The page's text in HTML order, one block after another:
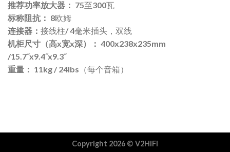
推荐功率放大器： 75至300瓦
标称阻抗： 8欧姆
连接器： 接线柱/ 4毫米插头，双线
机柜尺寸（高x宽x深）： 400x238x235mm
/15.7˝x9.4˝x9.3˝
重量： 11kg / 24lbs（每个音箱）
Copyright 2026 © V2HiFi